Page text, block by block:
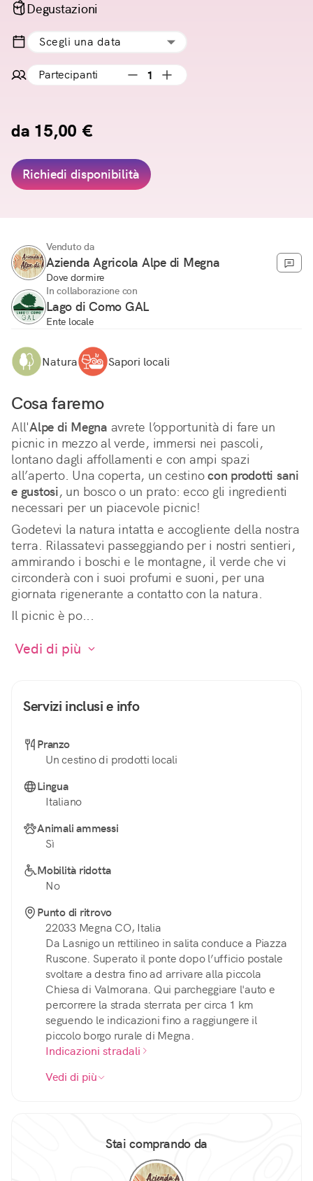
Venduto da
Azienda Agricola Alpe di Megna
Dove dormire
In collaborazione con
Lago di Como GAL
Ente locale
Natura Sapori locali
Cosa faremo
All'Alpe di Megna avrete l’opportunità di fare un
picnic in mezzo al verde, immersi nei pascoli,
lontano dagli affollamenti e con ampi spazi
all’aperto. Una coperta, un cestino con prodotti sani
e gustosi, un bosco o un prato: ecco gli ingredienti
necessari per un piacevole picnic!
Godetevi la natura intatta e accogliente della nostra
terra. Rilassatevi passeggiando per i nostri sentieri,
ammirando i boschi e le montagne, il verde che vi
circonderà con i suoi profumi e suoni, per una
giornata rigenerante a contatto con la natura.
Il picnic è po...
Degustazioni
Scegli una data
Partecipanti 1
da 15,00 €
Richiedi disponibilità
Servizi inclusi e info
Pranzo
Un cestino di prodotti locali
Lingua
Italiano
Animali ammessi
Sì
Mobilità ridotta
No
Punto di ritrovo
22033 Megna CO, Italia
Da Lasnigo un rettilineo in salita conduce a Piazza
Ruscone. Superato il ponte dopo l’ufficio postale
svoltare a destra fino ad arrivare alla piccola
Chiesa di Valmorana. Qui parcheggiare l'auto e
percorrere la strada sterrata per circa 1 km
seguendo le indicazioni fino a raggiungere il
piccolo borgo rurale di Megna.
Indicazioni stradali
Vedi di più
Stai comprando da